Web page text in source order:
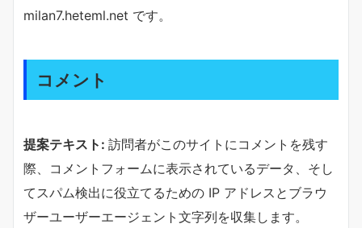
milan7.heteml.net です。
コメント
提案テキスト: 訪問者がこのサイトにコメントを残す
際、コメントフォームに表示されているデータ、そし
てスパム検出に役立てるための IP アドレスとブラウ
ザーユーザーエージェント文字列を収集します。